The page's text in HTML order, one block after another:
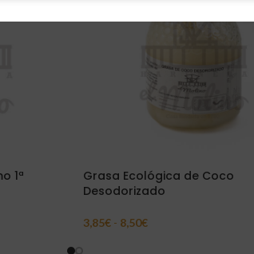
1ª
Grasa Ecológica de Coco
Desodorizado
3,85€ - 8,50€